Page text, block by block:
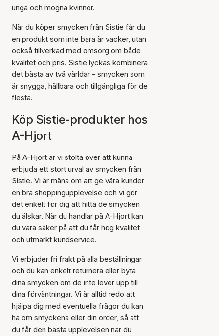
unga och mogna kvinnor.
När du köper smycken från Sistie får du
en produkt som inte bara är vacker, utan
också tillverkad med omsorg om både
kvalitet och pris. Sistie lyckas kombinera
det bästa av två världar - smycken som
är snygga, hållbara och tillgängliga för de
flesta.
Köp Sistie-produkter hos
A-Hjort
På A-Hjort är vi stolta över att kunna
erbjuda ett stort urval av smycken från
Sistie. Vi är måna om att ge våra kunder
en bra shoppingupplevelse och vi gör
det enkelt för dig att hitta de smycken
du älskar. När du handlar på A-Hjort kan
du vara säker på att du får hög kvalitet
och utmärkt kundservice.
Vi erbjuder fri frakt på alla beställningar
och du kan enkelt returnera eller byta
dina smycken om de inte lever upp till
dina förväntningar. Vi är alltid redo att
hjälpa dig med eventuella frågor du kan
ha om smyckena eller din order, så att
du får den bästa upplevelsen när du